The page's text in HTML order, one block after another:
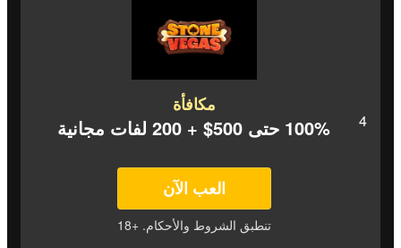
مكافأة
100% حتى 500$ + 200 لفات مجانية
العب الآن
تنطبق الشروط والأحكام. +18